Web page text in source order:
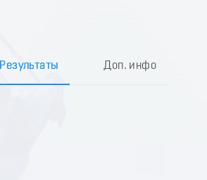
Результаты Доп. инфо